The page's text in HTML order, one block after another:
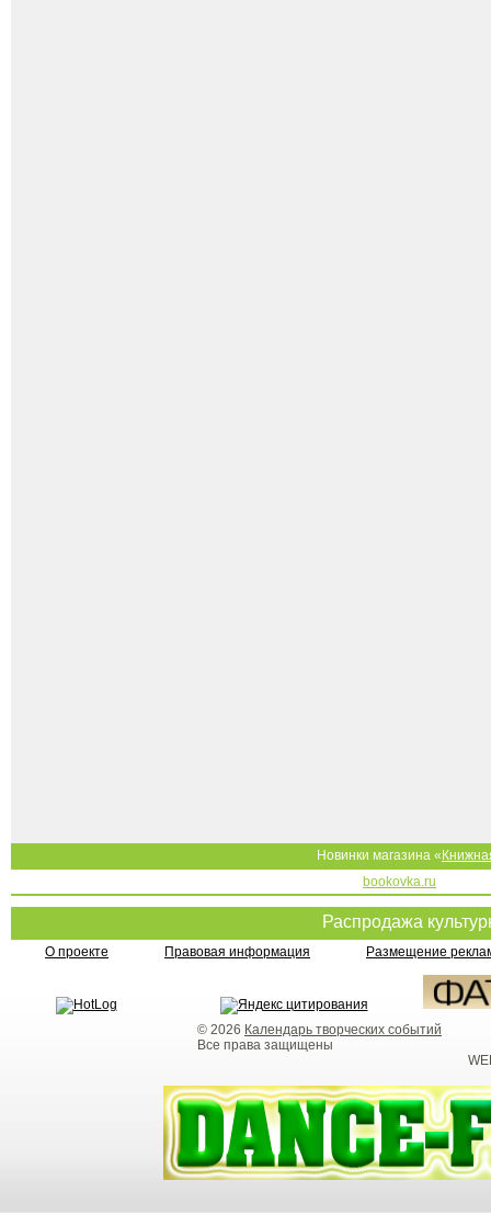
Новинки магазина «
bookovka.ru
Распродажа
О проекте Правовая информация Размещение
© 2026 Календарь творческих событий
Все права защищены